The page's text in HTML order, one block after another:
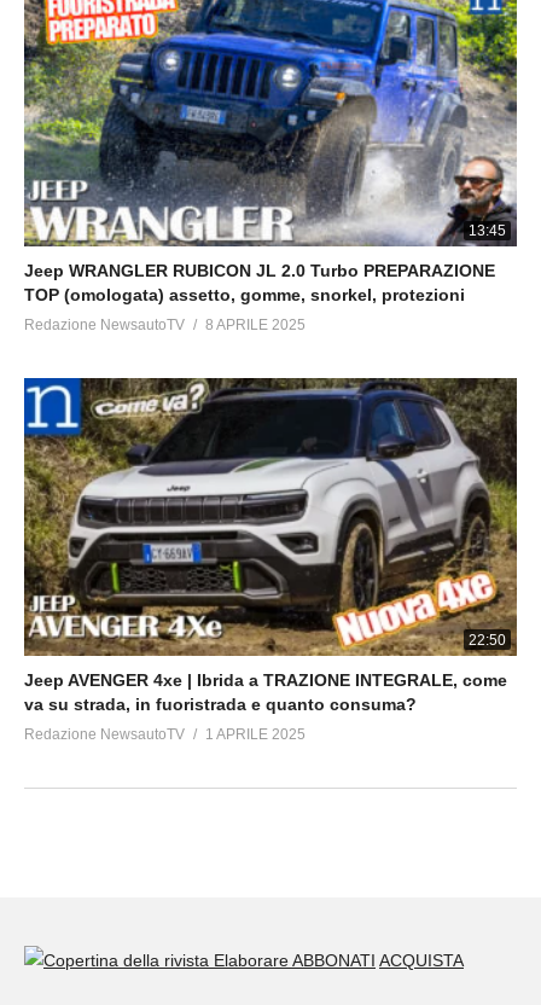
13:45
Jeep WRANGLER RUBICON JL 2.0 Turbo PREPARAZIONE
TOP (omologata) assetto, gomme, snorkel, protezioni
Redazione NewsautoTV 8 APRILE 2025
22:50
Jeep AVENGER 4xe | Ibrida a TRAZIONE INTEGRALE, come
va su strada, in fuoristrada e quanto consuma?
Redazione NewsautoTV 1 APRILE 2025
ABBONATI ACQUISTA